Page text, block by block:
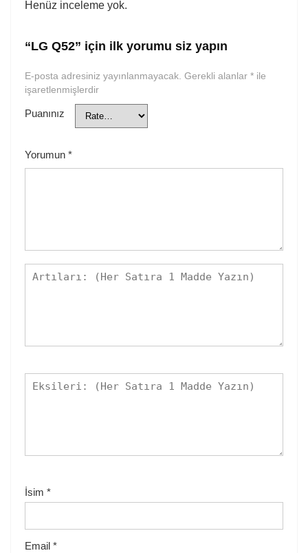
Henüz inceleme yok.
“LG Q52” için ilk yorumu siz yapın
E-posta adresiniz yayınlanmayacak. Gerekli alanlar * ile
işaretlenmişlerdir
Puanınız
Yorumun *
İsim *
Email *